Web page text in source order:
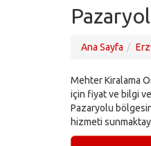
Ana Sayfa
Mehter Kiralama
için fiyat ve bilgi
Pazaryolu
hizmeti